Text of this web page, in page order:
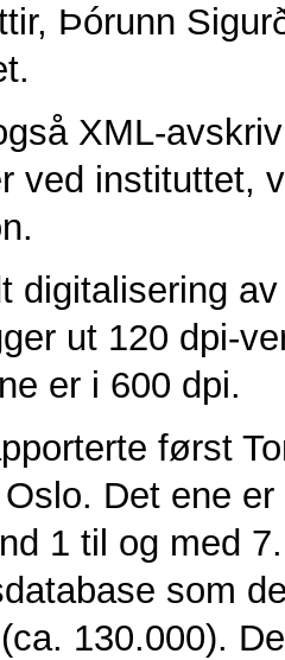
Þórunn
XML-
ved instituttet,
digitalisering
ut 120 dpi-
er i 600 dpi.
først
Det ene
1 til og med
som
130.000).